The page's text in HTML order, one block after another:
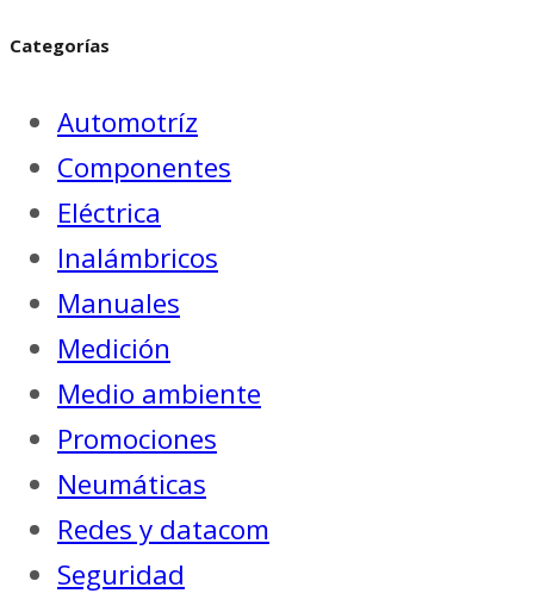
Categorías
Automotríz
Componentes
Eléctrica
Inalámbricos
Manuales
Medición
Medio ambiente
Promociones
Neumáticas
Redes y datacom
Seguridad